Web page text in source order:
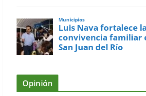
Municipios
Luis Nava fortalece la
convivencia familiar
San Juan del Río
Opinión